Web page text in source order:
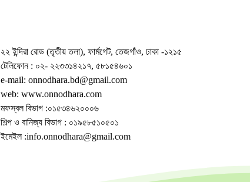
২২ ইন্দিরা রোড (তৃতীয় তলা), ফার্মগেট, তেজগাঁও, ঢাকা -১২১৫
টেলিফোন : ০২- ২২৩৩১৪২১৭, ৫৮১৫৪৬০১
e-mail: onnodhara.bd@gmail.com
web: www.onnodhara.com
মফস্বল বিভাগ :০১৫৩৪৬২০০০৬
শিল্প ও বানিজ্য বিভাগ : ০১৯৫৮৫১০৫০১
ইমেইল :info.onnodhara@gmail.com